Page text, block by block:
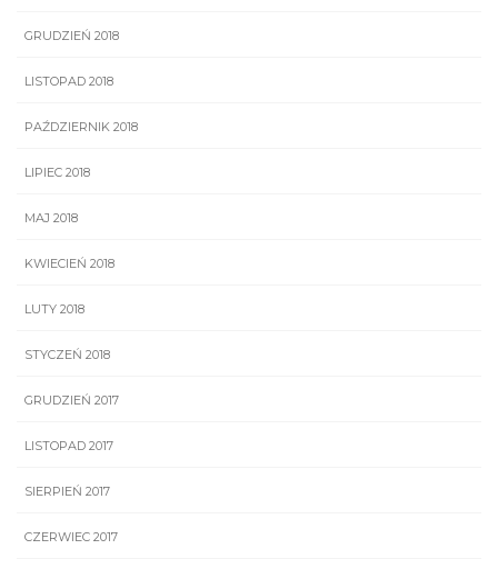
GRUDZIEŃ 2018
LISTOPAD 2018
PAŹDZIERNIK 2018
LIPIEC 2018
MAJ 2018
KWIECIEŃ 2018
LUTY 2018
STYCZEŃ 2018
GRUDZIEŃ 2017
LISTOPAD 2017
SIERPIEŃ 2017
CZERWIEC 2017